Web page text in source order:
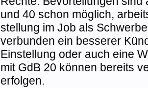
und 40 schon möglich,
stellung im Job als
verbunden ein besserer
Einstellung oder auch eine
mit GdB 20 können bereits
erfolgen.